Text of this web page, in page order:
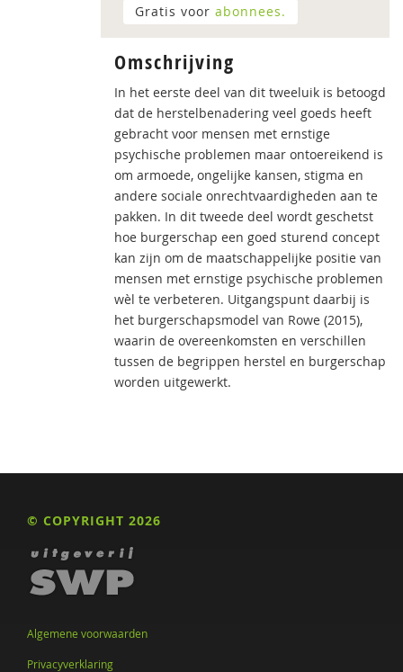
Gratis voor abonnees.
Omschrijving
In het eerste deel van dit tweeluik is betoogd
dat de herstelbenadering veel goeds heeft
gebracht voor mensen met ernstige
psychische problemen maar ontoereikend is
om armoede, ongelijke kansen, stigma en
andere sociale onrechtvaardigheden aan te
pakken. In dit tweede deel wordt geschetst
hoe burgerschap een goed sturend concept
kan zijn om de maatschappelijke positie van
mensen met ernstige psychische problemen
wèl te verbeteren. Uitgangspunt daarbij is
het burgerschapsmodel van Rowe (2015),
waarin de overeenkomsten en verschillen
tussen de begrippen herstel en burgerschap
worden uitgewerkt.
© COPYRIGHT 2026
Algemene voorwaarden
Privacyverklaring